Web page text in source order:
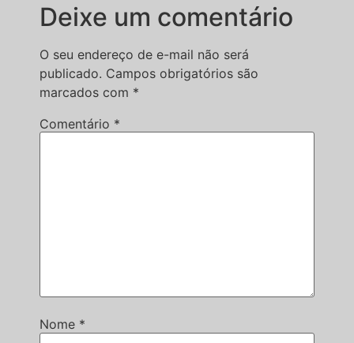
Deixe um comentário
O seu endereço de e-mail não será
publicado. Campos obrigatórios são
marcados com *
Comentário *
Nome *